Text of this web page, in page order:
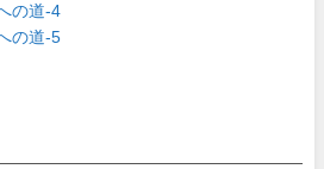
の道-4
の道-5